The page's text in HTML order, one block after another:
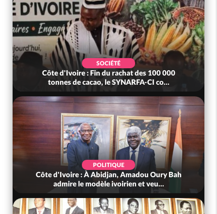
SOCIÉTÉ
Côte d'Ivoire : Fin du rachat des 100 000
tonnes de cacao, le SYNARFA-CI co...
POLITIQUE
Côte d'Ivoire : À Abidjan, Amadou Oury Bah
admire le modèle ivoirien et veu...